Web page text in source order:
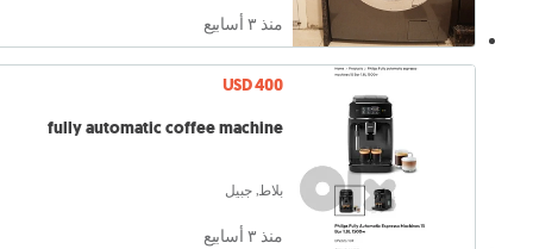
منذ ٣ أسابيع
USD 400
fully automatic coffee machine
بلاط, جبيل
منذ ٣ أسابيع